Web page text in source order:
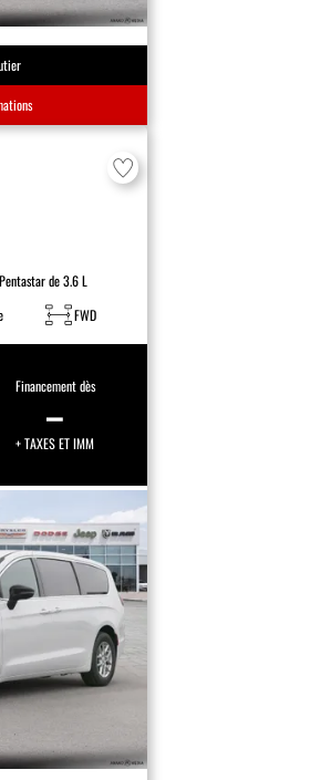
de 3.6 L
FWD
Financement dès
–
+ TAXES ET IMM